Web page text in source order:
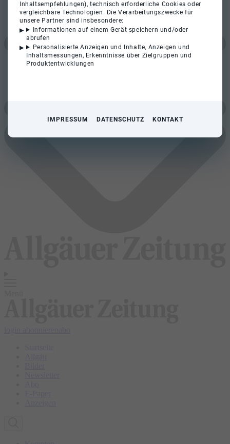
Inhaltsempfehlungen), technisch erforderliche Cookies oder
vergleichbare Technologien. Die Verarbeitungszwecke für
unsere Partner sind insbesondere:
Informationen auf einem Gerät speichern und/oder
abrufen
Personalisierte Anzeigen und Inhalte, Anzeigen und
Inhaltsmessungen, Erkenntnisse über Zielgruppen und
Produktentwicklungen
IMPRESSUM DATENSCHUTZ KONTAKT